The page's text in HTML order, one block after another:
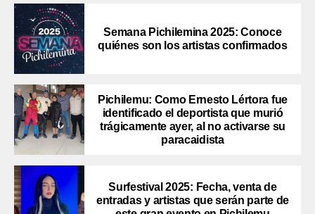
Semana Pichilemina 2025: Conoce
quiénes son los artistas confirmados
Pichilemu: Como Ernesto Lértora fue
identificado el deportista que murió
trágicamente ayer, al no activarse su
paracaidista
Surfestival 2025: Fecha, venta de
entradas y artistas que serán parte de